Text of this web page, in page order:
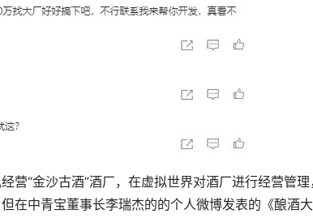
营“金沙古酒”酒厂，在虚拟世界对酒厂进行经营管理
在中青宝董事长李瑞杰的的个人微博发表的《酿酒